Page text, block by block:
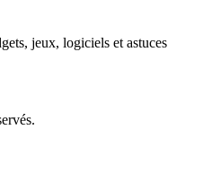
jeux, logiciels et astuces